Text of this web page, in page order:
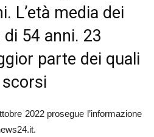
L’età media dei
54 anni. 23
parte dei quali
2022 prosegue l’informazione